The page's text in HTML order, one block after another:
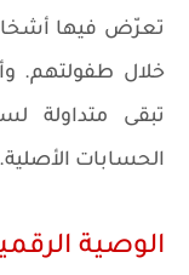
تعرّض فيها
خلال طفولتهم.
تبقى متداولة
الحسابات الأصلية.
الوصية